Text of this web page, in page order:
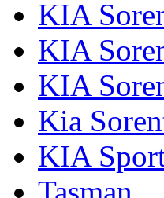
KIA
KIA
KIA
Kia
KIA
Tasman